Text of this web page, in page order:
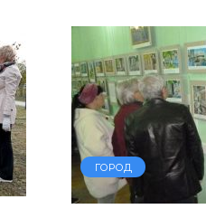
ГОРОД